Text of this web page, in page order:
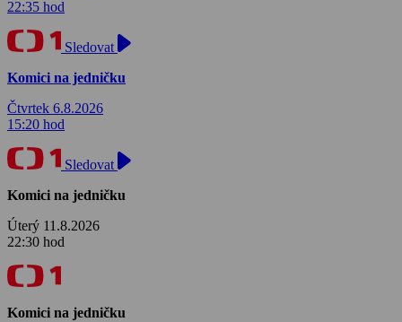
22:35 hod
Sledovat
Komici na jedničku
Čtvrtek 6.8.2026
15:20 hod
Sledovat
Komici na jedničku
Úterý 11.8.2026
22:30 hod
Komici na jedničku